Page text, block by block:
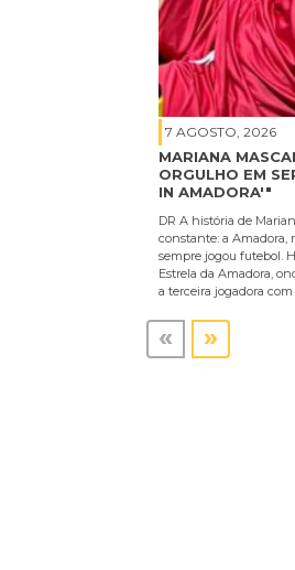
7 AGOSTO, 2026
MARIANA
ORGULHO EM
IN AMADORA'"
DR A história de
constante: a Amadora,
sempre jogou futebol.
Estrela da Amadora,
a terceira jogadora
« »